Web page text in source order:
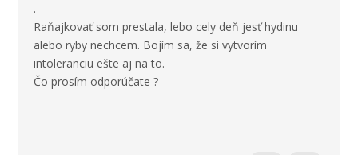
.
Raňajkovať som prestala, lebo cely deň jesť hydinu
alebo ryby nechcem. Bojím sa, že si vytvorím
intoleranciu ešte aj na to.
Čo prosím odporúčate ?